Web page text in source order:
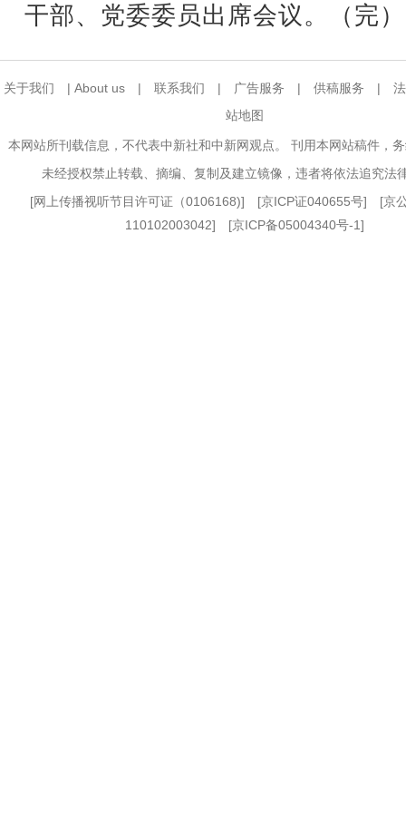
干部、党委委员出席会议。（完）
关于我们 | About us | 联系我们 | 广告服务 | 供稿服务 |
站地图
本网站所刊载信息，不代表中新社和中新网观点。 刊用本网站稿件，
未经授权禁止转载、摘编、复制及建立镜像，违者将依法追究法
[网上传播视听节目许可证（0106168)] [京ICP证040655号] [京
110102003042] [京ICP备05004340号-1]